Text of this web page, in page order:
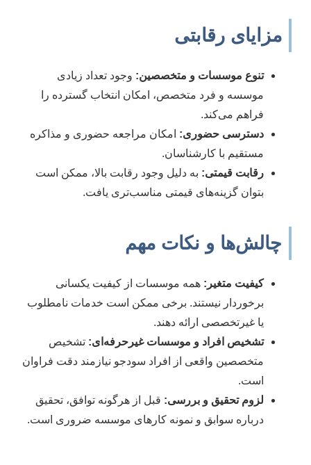
مزایای رقابتی
تنوع موسسات و متخصصین: وجود تعداد زیادی
موسسه و فرد متخصص، امکان انتخاب گسترده را
فراهم می‌کند.
دسترسی حضوری: امکان مراجعه حضوری و مذاکره
مستقیم با کارشناسان.
رقابت قیمتی: به دلیل وجود رقابت بالا، ممکن است
بتوان گزینه‌های قیمتی مناسب‌تری یافت.
چالش‌ها و نکات مهم
کیفیت متغیر: همه موسسات از کیفیت یکسانی
برخوردار نیستند. برخی ممکن است خدمات نامطلوب
یا غیرتخصصی ارائه دهند.
تشخیص افراد و موسسات غیرحرفه‌ای: تشخیص
متخصصین واقعی از افراد سودجو نیازمند دقت فراوان
است.
لزوم تحقیق و بررسی: قبل از هرگونه توافق، تحقیق
درباره سوابق و نمونه کارهای موسسه ضروری است.